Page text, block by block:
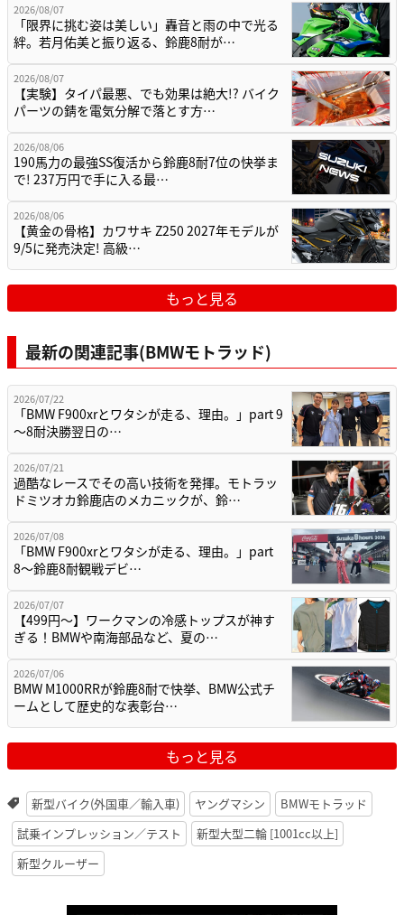
2026/08/07
「限界に挑む姿は美しい」轟音と雨の中で光る
絆。若月佑美と振り返る、鈴鹿8耐が…
2026/08/07
【実験】タイパ最悪、でも効果は絶大!? バイク
パーツの錆を電気分解で落とす方…
2026/08/06
190馬力の最強SS復活から鈴鹿8耐7位の快挙ま
で! 237万円で手に入る最…
2026/08/06
【黄金の骨格】カワサキ Z250 2027年モデルが
9/5に発売決定! 高級…
もっと見る
最新の関連記事(BMWモトラッド)
2026/07/22
「BMW F900xrとワタシが走る、理由。」part 9
〜8耐決勝翌日の…
2026/07/21
過酷なレースでその高い技術を発揮。モトラッ
ドミツオカ鈴鹿店のメカニックが、鈴…
2026/07/08
「BMW F900xrとワタシが走る、理由。」part
8〜鈴鹿8耐観戦デビ…
2026/07/07
【499円〜】ワークマンの冷感トップスが神す
ぎる！BMWや南海部品など、夏の…
2026/07/06
BMW M1000RRが鈴鹿8耐で快挙、BMW公式チ
ームとして歴史的な表彰台…
もっと見る
新型バイク(外国車／輸入車) ヤングマシン
BMWモトラッド
試乗インプレッション／テスト
新型大型二輪 [1001cc以上]
新型クルーザー